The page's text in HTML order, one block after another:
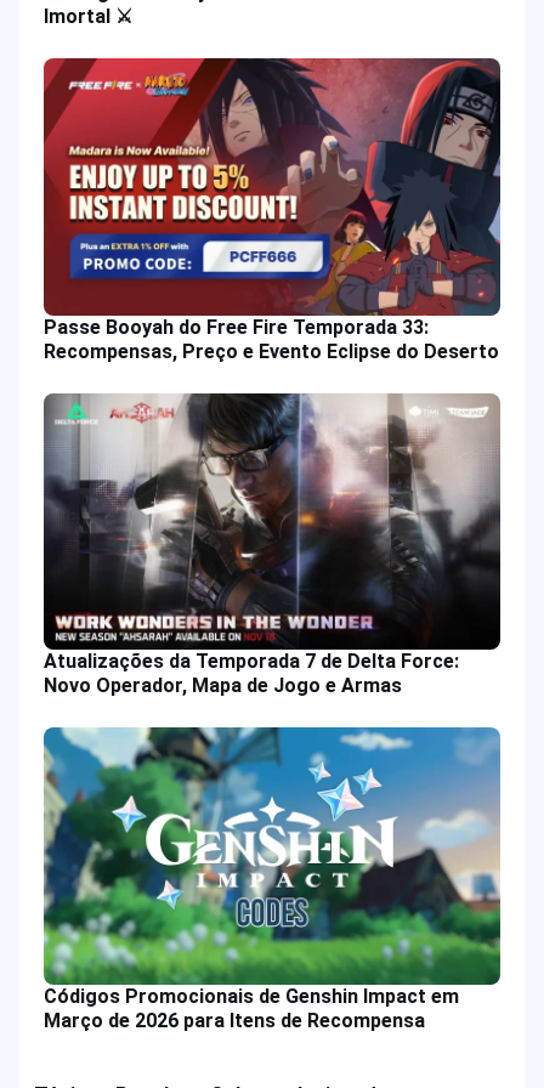
Imortal ⚔️
Passe Booyah do Free Fire Temporada 33:
Recompensas, Preço e Evento Eclipse do Deserto
Atualizações da Temporada 7 de Delta Force:
Novo Operador, Mapa de Jogo e Armas
Códigos Promocionais de Genshin Impact em
Março de 2026 para Itens de Recompensa